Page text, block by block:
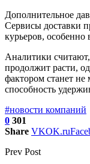
Дополнительное
Сервисы доставки
курьеров,
Аналитики
продолжит расти,
фактором станет не
способность
#новости компаний
0 301
Share VKOK.ru
Prev Post